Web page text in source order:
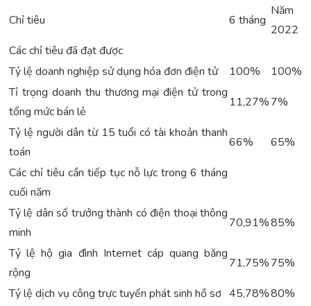
Chỉ tiêu 6 tháng
Năm
2022
Các chỉ tiêu đã đạt được
Tỷ lệ doanh nghiệp sử dụng hóa đơn điện tử
100%
100%
Tỉ trọng doanh thu thương mại điện tử trong
tổng mức bán lẻ
11,27%7%
Tỷ lệ người dân từ 15 tuổi có tài khoản thanh
toán
66%
65%
Các chỉ tiêu cần tiếp tục nỗ lực trong 6 tháng
cuối năm
Tỷ lệ dân số trưởng thành có điện thoại thông
minh
70,91%85%
Tỷ lệ hộ gia đình Internet cáp quang băng
rộng
71,75%75%
Tỷ lệ dịch vụ công trực tuyến phát sinh hồ sơ 45,78%80%